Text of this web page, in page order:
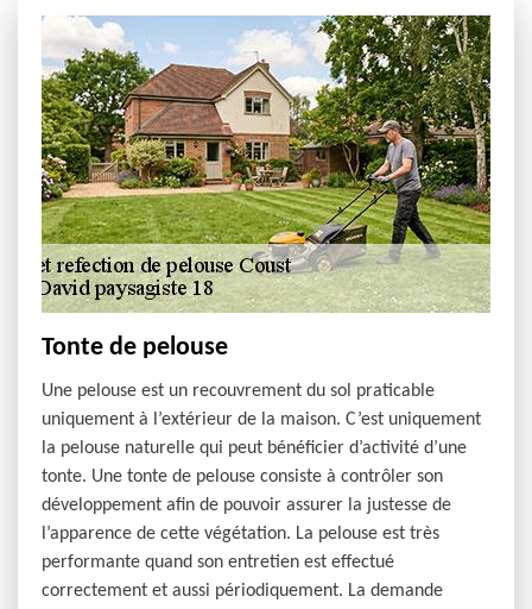
Tonte de pelouse
Une pelouse est un recouvrement du sol praticable
uniquement à l’extérieur de la maison. C’est uniquement
la pelouse naturelle qui peut bénéficier d’activité d’une
tonte. Une tonte de pelouse consiste à contrôler son
développement afin de pouvoir assurer la justesse de
l’apparence de cette végétation. La pelouse est très
performante quand son entretien est effectué
correctement et aussi périodiquement. La demande